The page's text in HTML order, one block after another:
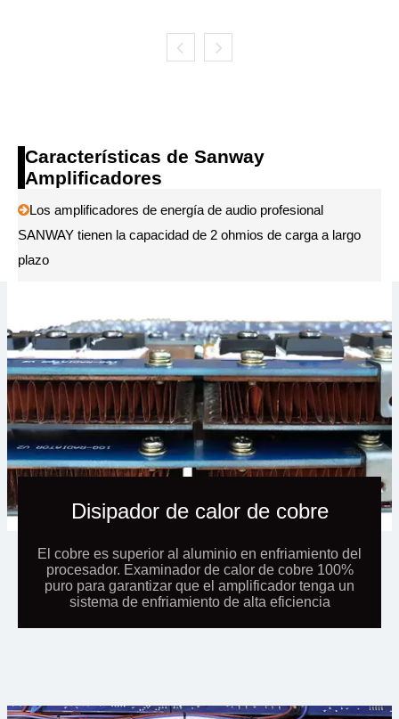
Características de Sanway
Amplificadores
Los amplificadores de energía de audio profesional
SANWAY tienen la capacidad de 2 ohmios de carga a largo
plazo
Disipador de calor de cobre
El cobre es superior al aluminio en enfriamiento del
procesador. Examinador de calor de cobre 100%
puro para garantizar que el amplificador tenga un
sistema de enfriamiento de alta eficiencia